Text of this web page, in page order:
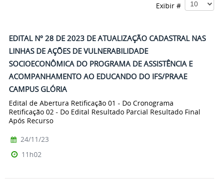
Exibir #
EDITAL Nº 28 DE 2023 DE ATUALIZAÇÃO CADASTRAL NAS
LINHAS DE AÇÕES DE VULNERABILIDADE
SOCIOECONÔMICA DO PROGRAMA DE ASSISTÊNCIA E
ACOMPANHAMENTO AO EDUCANDO DO IFS/PRAAE
CAMPUS GLÓRIA
Edital de Abertura Retificação 01 - Do Cronograma
Retificação 02 - Do Edital Resultado Parcial Resultado Final
Após Recurso
24/11/23
11h02